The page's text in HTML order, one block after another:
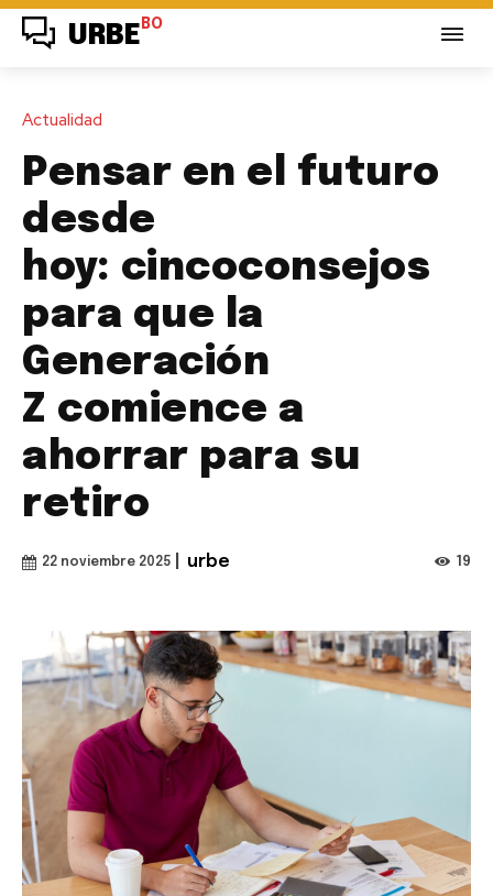
URBE BO
Actualidad
Pensar en el futuro
desde
hoy: cincoconsejos
para que la
Generación
Z comience a
ahorrar para su
retiro
22 noviembre 2025 urbe 19